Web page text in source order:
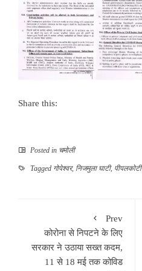
Share this:
Posted in चमोली
Tagged गोपेश्वर, निजमुला घाटी, पीपलकोटी
Prev
कोरोना से निपटने के लिए
सरकार ने उठाया सख्त कदम,
11 से 18 मई तक कोविड